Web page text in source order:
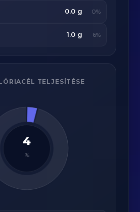
0.0 g 0%
1.0 g 6%
TELJESÍTÉSE
4
%